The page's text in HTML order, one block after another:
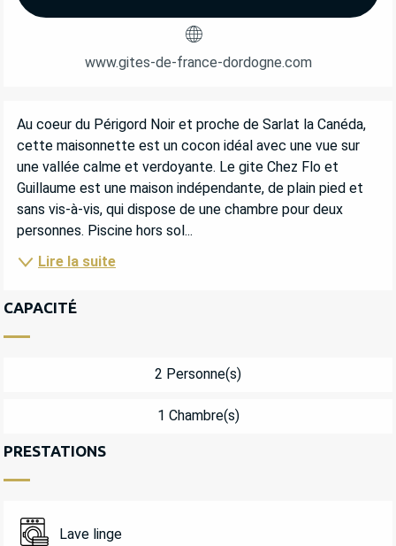
www.gites-de-france-dordogne.com
DESCRIPTION
Au coeur du Périgord Noir et proche de Sarlat la Canéda,
cette maisonnette est un cocon idéal avec une vue sur
une vallée calme et verdoyante. Le gite Chez Flo et
Guillaume est une maison indépendante, de plain pied et
sans vis-à-vis, qui dispose de une chambre pour deux
personnes. Piscine hors sol...
Lire la suite
CAPACITÉ
2 Personne(s)
1 Chambre(s)
PRESTATIONS
Lave linge